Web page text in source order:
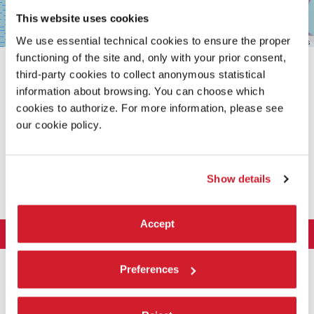
This website uses cookies
We use essential technical cookies to ensure the proper
functioning of the site and, only with your prior consent,
third-party cookies to collect anonymous statistical
information about browsing. You can choose which
cookies to authorize. For more information, please see
our cookie policy.
Show details
Accept
Preferences
Leaflet| ©OpenStreetMapcontributors
Storia
Esposizione
ARCHITETTURA 2027